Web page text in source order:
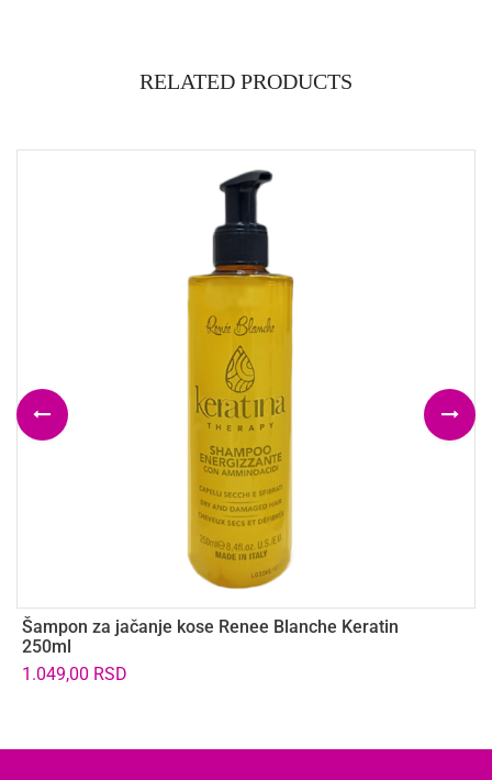
RELATED PRODUCTS
Šampon za jačanje kose Renee Blanche Keratin
250ml
1.049,00 RSD